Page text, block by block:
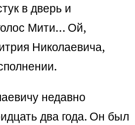
в дверь и
Мити… Ой,
Николаевича,
недавно
два года. Он был